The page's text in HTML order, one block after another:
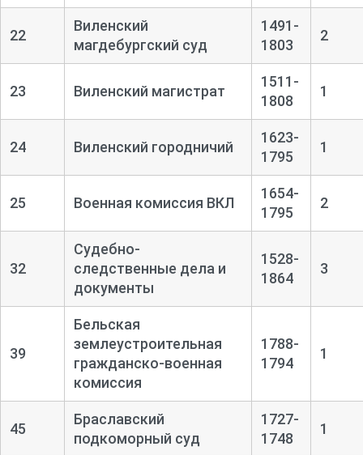
22
Виленский
магдебургский суд
1491-
1803
2
23 Виленский магистрат
1511-
1808
1
24 Виленский городничий
1623-
1795
1
25 Военная комиссия ВКЛ
1654-
1795
2
32
Судебно-
следственные дела и
документы
1528-
1864
3
39
Бельская
землеустроительная
гражданско-военная
комиссия
1788-
1794
1
45
Браславский
подкоморный суд
1727-
1748
1